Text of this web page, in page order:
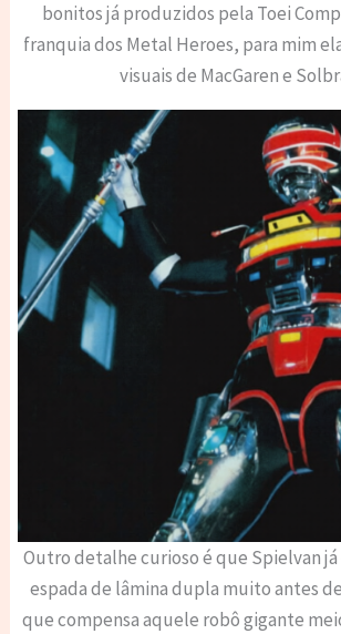
bonitos já produzidos pela Toei
franquia dos Metal Heroes, para mim
visuais de MacGaren e
Outro detalhe curioso é que Spielvan
espada de lâmina dupla muito antes
que compensa aquele robô gigante